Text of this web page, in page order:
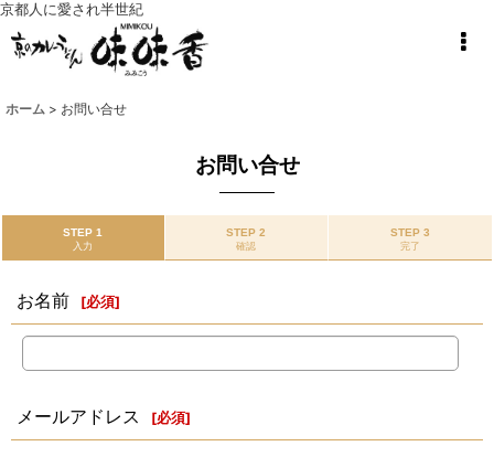
京都人に愛され半世紀
ホーム > お問い合せ
お問い合せ
STEP 1
入力
STEP 2
確認
STEP 3
完了
お名前 [必須]
メールアドレス [必須]